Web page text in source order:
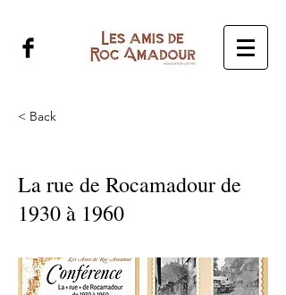
< Back
La rue de Rocamadour de
1930 à 1960